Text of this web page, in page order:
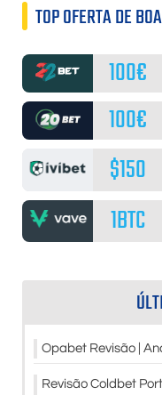
TOP OFERTA DE
100€
100€
$150
1BTC
Opabet Revisão |
Revisão Coldbet